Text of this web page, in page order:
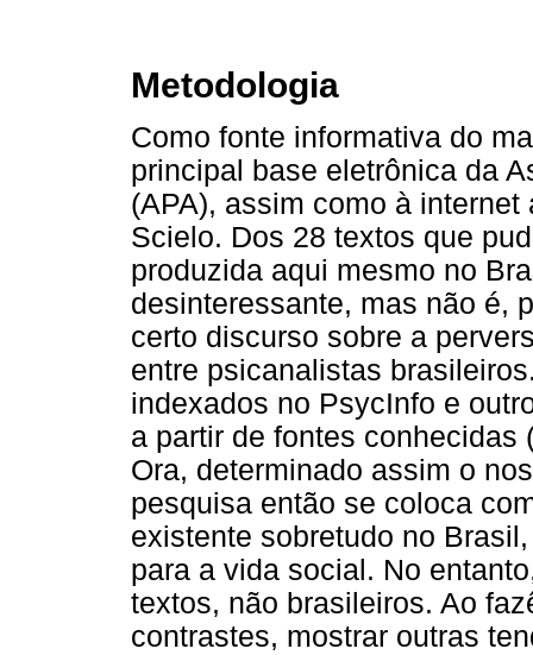
Metodologia
Como fonte informativa do
principal base eletrônica da
(APA), assim como à
Scielo. Dos 28 textos que
produzida aqui mesmo no
desinteressante, mas não é,
certo discurso sobre a
entre psicanalistas
indexados no PsycInfo e
a partir de fontes
Ora, determinado assim o
pesquisa então se coloca
existente sobretudo no
para a vida social. No
textos, não brasileiros. Ao
contrastes, mostrar outras